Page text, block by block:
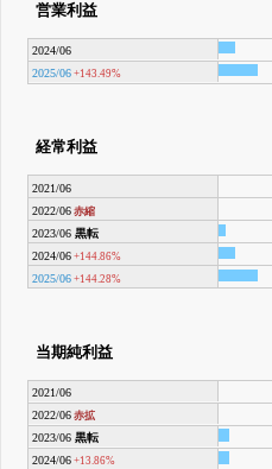
営業利益
2024/06
2025/06 +143.49%
経常利益
2021/06
2022/06 赤縮
2023/06 黒転
2024/06 +144.86%
2025/06 +144.28%
当期純利益
2021/06
2022/06 赤拡
2023/06 黒転
2024/06 +13.86%